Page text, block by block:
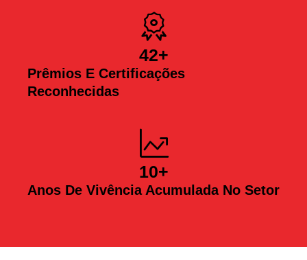
Prêmios E Certificações
Reconhecidas
42+
Anos De Vivência Acumulada No Setor
10+